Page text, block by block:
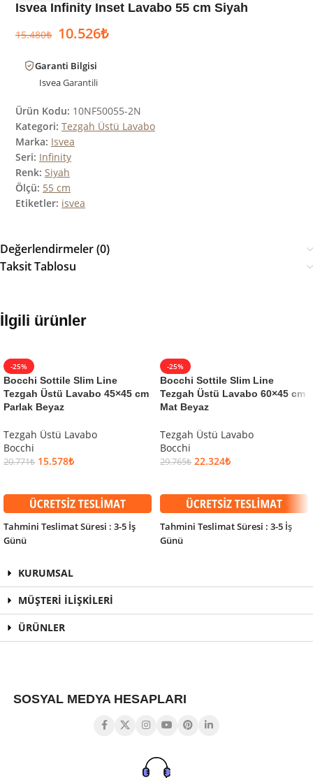
Isvea Infinity Inset Lavabo 55 cm Siyah
15.480₺ 10.526₺
Garanti Bilgisi
IsveaGarantili
Ürün Kodu: 10NF50055-2N
Kategori: Tezgah Üstü Lavabo
Marka: Isvea
Seri: Infinity
Renk: Siyah
Ölçü: 55 cm
Etiketler: isvea
Değerlendirmeler (0)
Taksit Tablosu
İlgili ürünler
-25%
Bocchi Sottile Slim Line
Tezgah Üstü Lavabo 45×45 cm
Parlak Beyaz
Tezgah Üstü Lavabo
Bocchi
20.771₺ 15.578₺
Tahmini Teslimat Süresi : 3-5 İş
Günü
-25%
Bocchi Sottile Slim Line
Tezgah Üstü Lavabo 60×45 cm
Mat Beyaz
Tezgah Üstü Lavabo
Bocchi
29.765₺ 22.324₺
Tahmini Teslimat Süresi : 3-5 İş
Günü
KURUMSAL
MÜŞTERİ İLİŞKİLERİ
ÜRÜNLER
SOSYAL MEDYA HESAPLARI